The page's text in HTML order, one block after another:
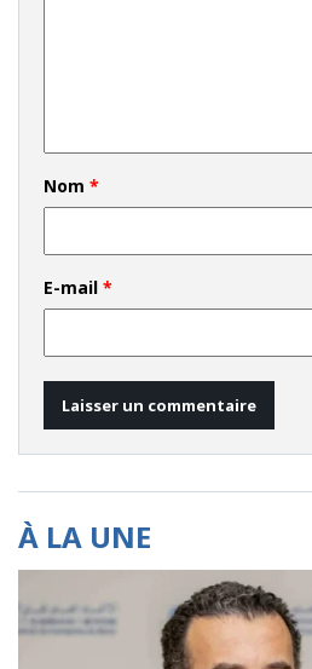
Nom *
E-mail *
À LA UNE